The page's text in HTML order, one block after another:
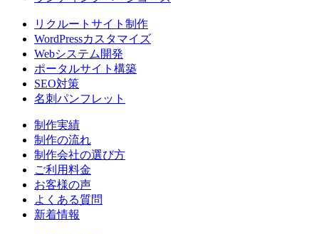
リクルートサイト制作
WordPressカスタマイズ
Webシステム開発
ポータルサイト構築
SEO対策
名刺パンフレット
制作実績
制作の流れ
制作会社の選び方
ご利用料金
お客様の声
よくある質問
新着情報